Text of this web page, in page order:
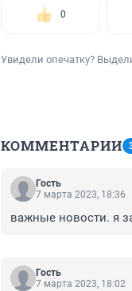
0
Увидели опечатку?
КОММЕНТАРИИ
Гость
7 марта 2023, 18:36
важные новости. я
Гость
7 марта 2023, 18:02